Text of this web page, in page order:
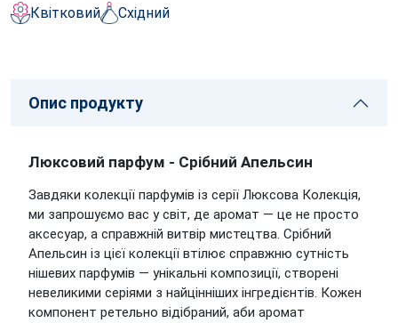
Квітковий Східний
Опис продукту
Люксовий парфум - Срібний Апельсин
Завдяки колекції парфумів із серії Люксова Колекція,
ми запрошуємо вас у світ, де аромат — це не просто
аксесуар, а справжній витвір мистецтва. Срібний
Апельсин із цієї колекції втілює справжню сутність
нішевих парфумів — унікальні композиції, створені
невеликими серіями з найцінніших інгредієнтів. Кожен
компонент ретельно відібраний, аби аромат